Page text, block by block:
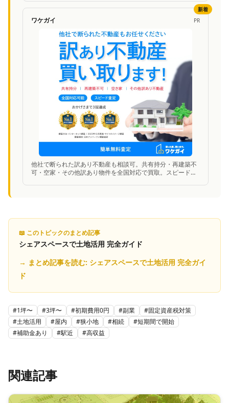
ワケガイ PR
他社で断られた訳あり不動産も相談可。共有持分・再建築不
可・空家・その他訳あり物件を全国対応で買取。スピード査
新着
📖 このトピックのまとめ記事
シェアスペースで土地活用 完全ガイド
→ まとめ記事を読む: シェアスペースで土地活用 完全ガイ
ド
#1坪〜 #3坪〜 #初期費用0円 #副業 #固定資産税対策
#土地活用 #屋内 #狭小地 #相続 #短期間で開始
#補助金あり #駅近 #高収益
関連記事